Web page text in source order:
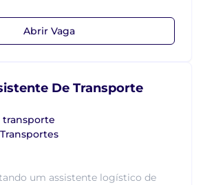
Abrir Vaga
De Transporte
transporte
um assistente logístico de